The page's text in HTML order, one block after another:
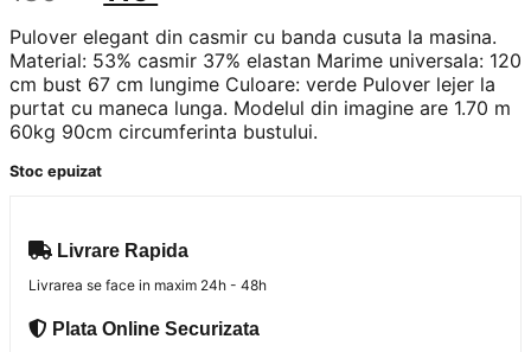
inițial
a
fost:
180 lei.
este:
119 lei.
Pulover elegant din casmir cu banda cusuta la masina.
Material: 53% casmir 37% elastan Marime universala: 120
cm bust 67 cm lungime Culoare: verde Pulover lejer la
purtat cu maneca lunga. Modelul din imagine are 1.70 m
60kg 90cm circumferinta bustului.
Stoc epuizat
Livrare Rapida
Livrarea se face in maxim 24h - 48h
Plata Online Securizata